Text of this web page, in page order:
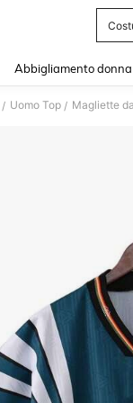
Abbigliamento donna
/ Uomo Top / Magliette